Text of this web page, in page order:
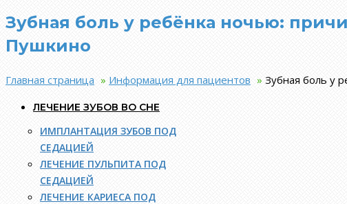
Зубная боль у ребёнка ночью:
Пушкино
Главная страница » Информация для пациентов » Зубная боль у
ЛЕЧЕНИЕ ЗУБОВ ВО СНЕ
ИМПЛАНТАЦИЯ ЗУБОВ ПОД
СЕДАЦИЕЙ
ЛЕЧЕНИЕ ПУЛЬПИТА ПОД
СЕДАЦИЕЙ
ЛЕЧЕНИЕ КАРИЕСА ПОД